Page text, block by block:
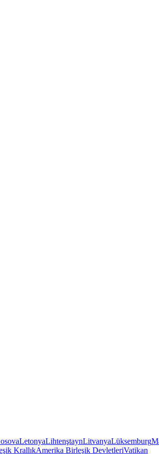
LetonyaLihtenştaynLitvanyaLüksemburg
KrallıkAmerika Birleşik DevletleriVatikan